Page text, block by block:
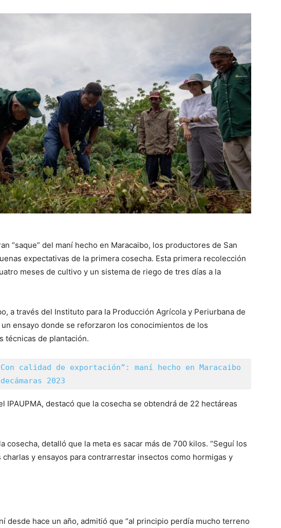
“saque” del maní hecho en Maracaibo, los productores de San
expectativas de la primera cosecha. Esta primera recolección
meses de cultivo y un sistema de riego de tres días a la
a través del Instituto para la Producción Agrícola y Periurbana de
un ensayo donde se reforzaron los conocimientos de los
técnicas de plantación.
calidad de exportación”: maní hecho en Maracaibo
2023
IPAUPMA, destacó que la cosecha se obtendrá de 22 hectáreas
cosecha, detalló que la meta es sacar más de 700 kilos. “Seguí los
y ensayos para contrarrestar insectos como hormigas y
desde hace un año, admitió que “al principio perdía mucho terreno